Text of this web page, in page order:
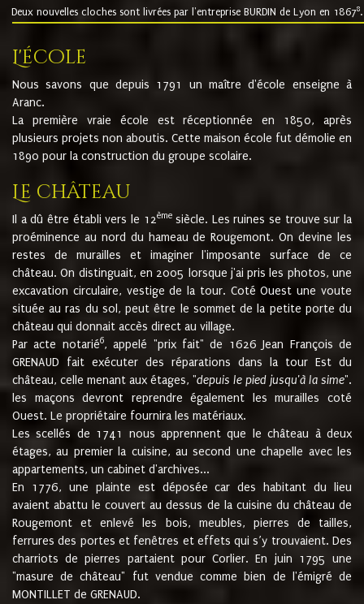
Deux nouvelles cloches sont livrées par l'entreprise BURDIN de Lyon en 18678.
L'école
Nous savons que depuis 1791 un maître d'école enseigne à
Aranc.
La première vraie école est réceptionnée en 1850, après
plusieurs projets non aboutis. Cette maison école fut démolie en
1890 pour la construction du groupe scolaire.
Le château
Il a dû être établi vers le 12èmesiècle. Les ruines se trouve sur la
proéminence au nord du hameau de Rougemont. On devine les
restes de murailles et imaginer l'imposante surface de ce
château. On distinguait, en 2005 lorsque j'ai pris les photos, une
excavation circulaire, vestige de la tour. Coté Ouest une voute
située au ras du sol, peut être le sommet de la petite porte du
château qui donnait accès direct au village.
Par acte notarié6, appelé "prix fait" de 1626 Jean François de
GRENAUD fait exécuter des réparations dans la tour Est du
château, celle menant aux étages, "depuis le pied jusqu'à la sime".
les maçons devront reprendre également les murailles coté
Ouest. Le propriétaire fournira les matériaux.
Les scellés de 1741 nous apprennent que le château à deux
étages, au premier la cuisine, au second une chapelle avec les
appartements, un cabinet d'archives...
En 1776, une plainte est déposée car des habitant du lieu
avaient abattu le couvert au dessus de la cuisine du château de
Rougemont et enlevé les bois, meubles, pierres de tailles,
ferrures des portes et fenêtres et effets qui s’y trouvaient. Des
charriots de pierres partaient pour Corlier. En juin 1795 une
"masure de château" fut vendue comme bien de l'émigré de
MONTILLET de GRENAUD.